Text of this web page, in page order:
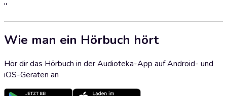
"
Wie man ein Hörbuch hört
Hör dir das Hörbuch in der Audioteka-App auf Android- und
iOS-Geräten an